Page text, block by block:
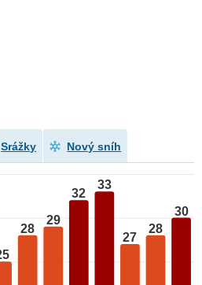
Srážky Nový sníh
28
29
32
33
27
28
30